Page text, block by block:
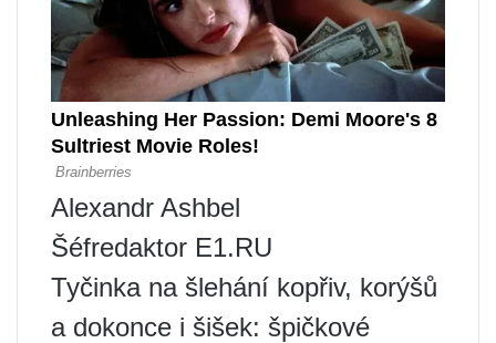
Alexandr Ashbel
Šéfredaktor E1.RU
Tyčinka na šlehání kopřiv, korýšů
a dokonce i šišek: špičkové